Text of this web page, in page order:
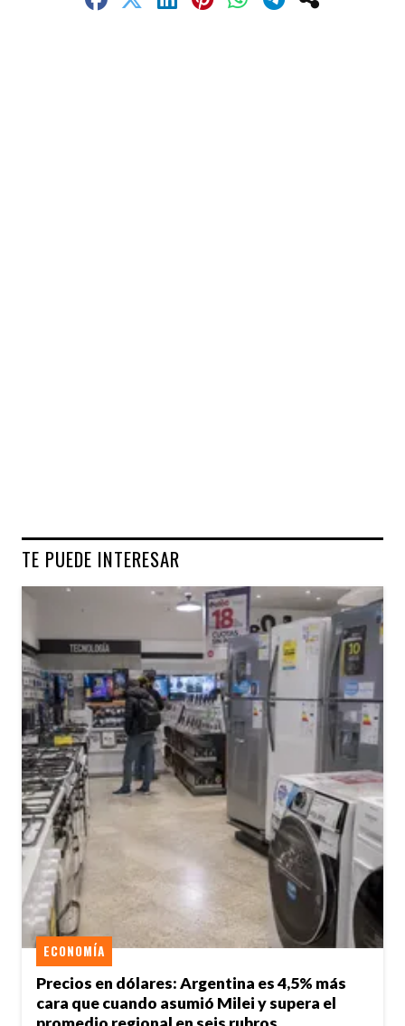
TE PUEDE INTERESAR
Precios en dólares: Argentina es 4,5% más
cara que cuando asumió Milei y supera el
ECONOMÍA